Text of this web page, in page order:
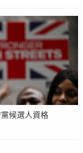
候選人資格